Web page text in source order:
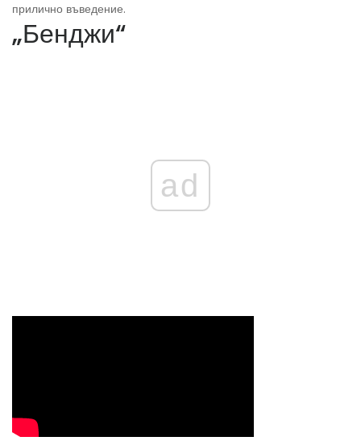
прилично въведение.
„Бенджи“
ad